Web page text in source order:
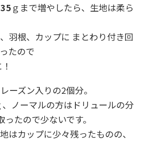
35ｇまで増やしたら、生地は柔ら
羽根、カップに まとわり付き回
たので
ーズン入りの2個分。
、ノーマルの方はドリュールの分
たので少ないです。
はカップに少々残ったものの、